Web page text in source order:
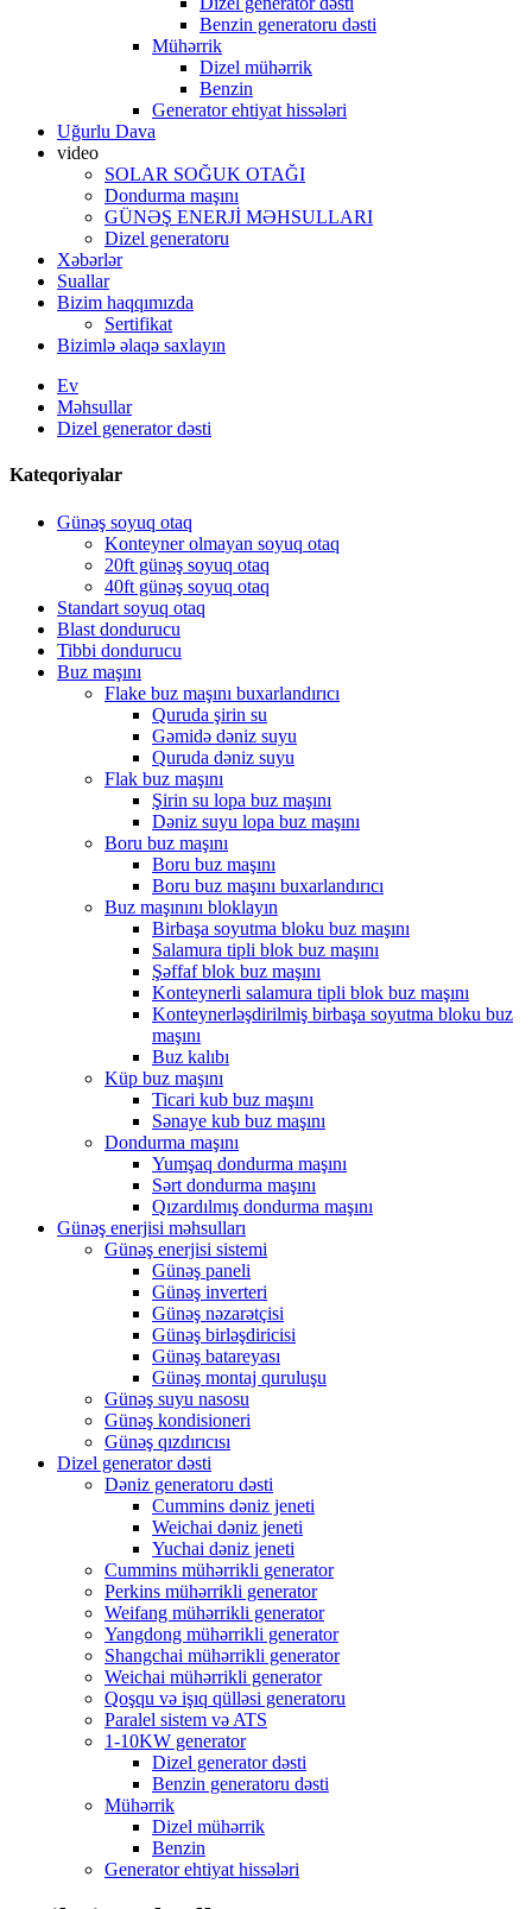
Benzin generatoru dəsti
Mühərrik
Dizel mühərrik
Benzin
Generator ehtiyat hissələri
Uğurlu Dava
video
SOLAR SOĞUK OTAĞI
Dondurma maşını
GÜNƏŞ ENERJİ MƏHSULLARI
Dizel generatoru
Xəbərlər
Suallar
Bizim haqqımızda
Sertifikat
Bizimlə əlaqə saxlayın
Ev
Məhsullar
Dizel generator dəsti
Kateqoriyalar
Günəş soyuq otaq
Konteyner olmayan soyuq otaq
20ft günəş soyuq otaq
40ft günəş soyuq otaq
Standart soyuq otaq
Blast dondurucu
Tibbi dondurucu
Buz maşını
Flake buz maşını buxarlandırıcı
Quruda şirin su
Gəmidə dəniz suyu
Quruda dəniz suyu
Flak buz maşını
Şirin su lopa buz maşını
Dəniz suyu lopa buz maşını
Boru buz maşını
Boru buz maşını
Boru buz maşını buxarlandırıcı
Buz maşınını bloklayın
Birbaşa soyutma bloku buz maşını
Salamura tipli blok buz maşını
Şəffaf blok buz maşını
Konteynerli salamura tipli blok buz maşını
Konteynerləşdirilmiş birbaşa soyutma bloku buz
maşını
Buz kalıbı
Küp buz maşını
Ticari kub buz maşını
Sənaye kub buz maşını
Dondurma maşını
Yumşaq dondurma maşını
Sərt dondurma maşını
Qızardılmış dondurma maşını
Günəş enerjisi məhsulları
Günəş enerjisi sistemi
Günəş paneli
Günəş inverteri
Günəş nəzarətçisi
Günəş birləşdiricisi
Günəş batareyası
Günəş montaj quruluşu
Günəş suyu nasosu
Günəş kondisioneri
Günəş qızdırıcısı
Dizel generator dəsti
Dəniz generatoru dəsti
Cummins dəniz jeneti
Weichai dəniz jeneti
Yuchai dəniz jeneti
Cummins mühərrikli generator
Perkins mühərrikli generator
Weifang mühərrikli generator
Yangdong mühərrikli generator
Shangchai mühərrikli generator
Weichai mühərrikli generator
Qoşqu və işıq qülləsi generatoru
Paralel sistem və ATS
1-10KW generator
Dizel generator dəsti
Benzin generatoru dəsti
Mühərrik
Dizel mühərrik
Benzin
Generator ehtiyat hissələri